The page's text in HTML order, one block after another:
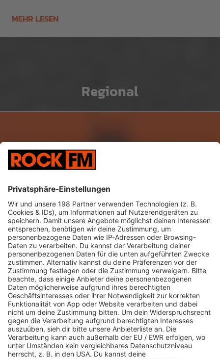
MEHR LESEN
Regional
ROCK FM Rhein-Neckar
Im Stream von ROCK FM Rhein-Neckar bekommst du
genialen 80er90er Rock, die aktuellsten
Nachrichten, Staus und Blitzer aus deiner Region.
MEHR LESEN